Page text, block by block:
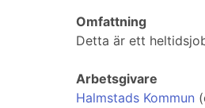
Omfattning
Detta är ett
Arbetsgivare
Halmstads Kommun